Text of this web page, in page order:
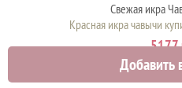
Свежая икра
Красная икра чавычи
5177
Добавить